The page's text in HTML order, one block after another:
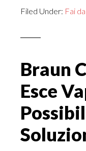
Filed Under: Fai
Braun
Esce